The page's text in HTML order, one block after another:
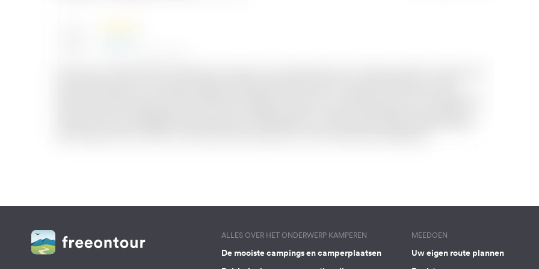
ALLES OVER HET ONDERWERP KAMPEREN
De mooiste campings en camperplaatsen
MEEDOEN
Uw eigen route plannen